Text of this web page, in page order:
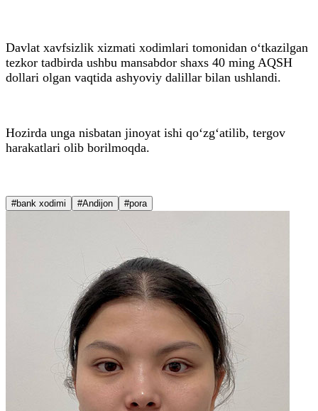
Davlat xavfsizlik xizmati xodimlari tomonidan o‘tkazilgan
tezkor tadbirda ushbu mansabdor shaxs 40 ming AQSH
dollari olgan vaqtida ashyoviy dalillar bilan ushlandi.
Hozirda unga nisbatan jinoyat ishi qo‘zg‘atilib, tergov
harakatlari olib borilmoqda.
#bank xodimi #Andijon #pora